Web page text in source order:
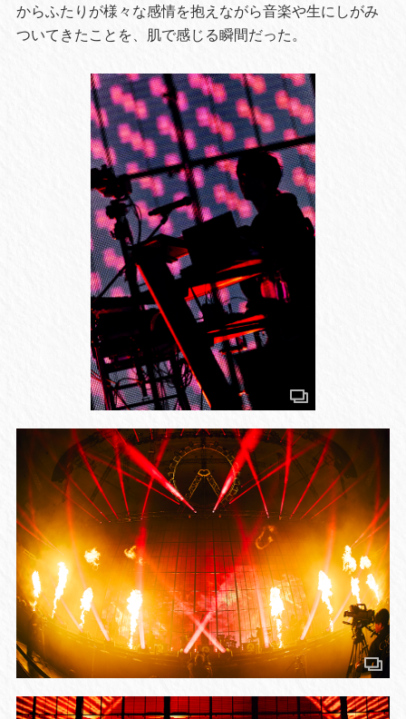
からふたりが様々な感情を抱えながら音楽や生にしがみ
ついてきたことを、肌で感じる瞬間だった。